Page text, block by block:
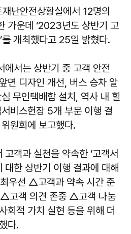
난안전상황실에서 12명의
가운데 ‘2023년도 상반기 고
를 개최했다고 25일 밝혔다.
에서는 상반기 중 고객 안전
면 디자인 개선, 버스 승차 알
무인택배함 설치, 역사 내 힐
비스헌장 5개 부문 이행 결
원회에 보고했다.
객과 실천을 약속한 ‘고객서
대한 상반기 이행 결과에 대해
우선 △고객과 약속 시간 준
고객 의견 존중 △고객 나눔
회적 가치 실현 등을 위해 더
다.